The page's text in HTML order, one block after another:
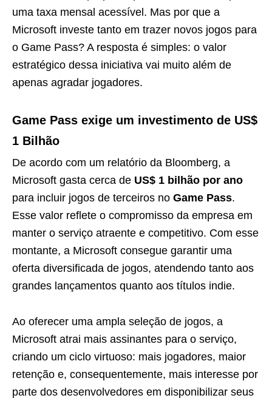
uma taxa mensal acessível. Mas por que a
Microsoft investe tanto em trazer novos jogos para
o Game Pass? A resposta é simples: o valor
estratégico dessa iniciativa vai muito além de
apenas agradar jogadores.
Game Pass exige um investimento de US$
1 Bilhão
De acordo com um relatório da Bloomberg, a
Microsoft gasta cerca de US$ 1 bilhão por ano
para incluir jogos de terceiros no Game Pass.
Esse valor reflete o compromisso da empresa em
manter o serviço atraente e competitivo. Com esse
montante, a Microsoft consegue garantir uma
oferta diversificada de jogos, atendendo tanto aos
grandes lançamentos quanto aos títulos indie.
Ao oferecer uma ampla seleção de jogos, a
Microsoft atrai mais assinantes para o serviço,
criando um ciclo virtuoso: mais jogadores, maior
retenção e, consequentemente, mais interesse por
parte dos desenvolvedores em disponibilizar seus